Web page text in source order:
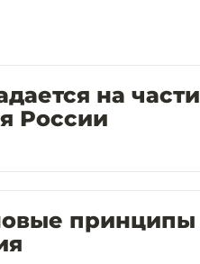
на
России
принципы